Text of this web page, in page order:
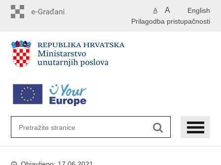
English
A A
Prilagodba pristupačnosti